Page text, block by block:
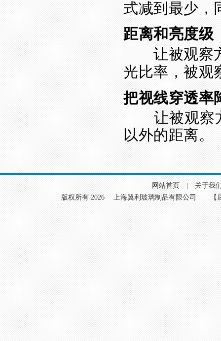
式减到最少，
距离和亮度级
让被观察方
光比率，被观
把视线穿透率
让被观察方
以外的距离。
网站首页
关于我
版权所有 2026 上海翼利玻璃制品有限公司